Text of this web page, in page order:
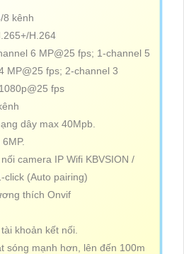
8 kênh
H.264
6 MP@25 fps; 1-channel 5
MP@25 fps; 2-channel 3
fps
dây max 40Mpb.
camera IP Wifi KBVSION /
click (Auto pairing)
thích Onvif
khoản kết nối.
sóng mạnh hơn, lên đến 100m